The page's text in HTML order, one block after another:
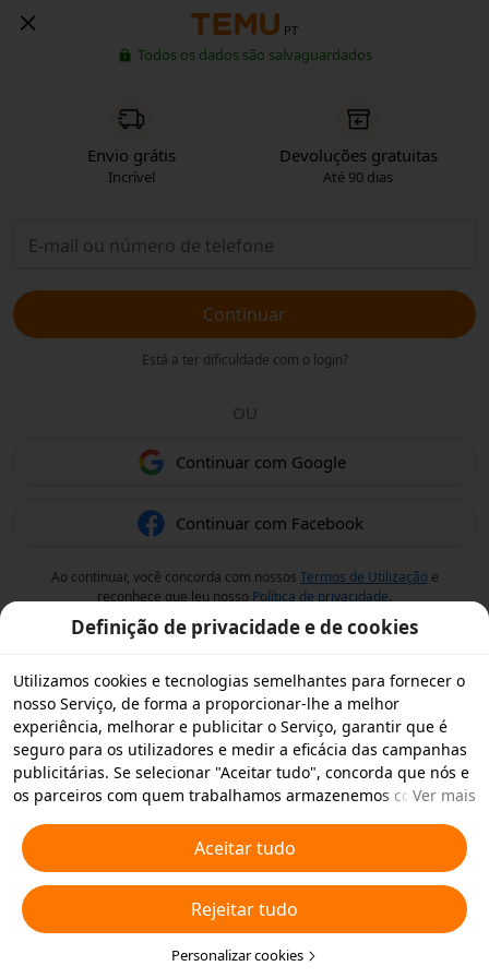
PT
Todos os dados são salvaguardados
Envio grátis
Incrível
Devoluções gratuitas
Até 90 dias
Continuar
Está a ter dificuldade com o login?
OU
Continuar com Google
Continuar com Facebook
Ao continuar, você concorda com nossos Termos de Utilizaçãoe
reconhece que leu nosso Política de privacidade.
Definição de privacidade e de cookies
Utilizamos cookies e tecnologias semelhantes para fornecer o
nosso Serviço, de forma a proporcionar-lhe a melhor
experiência, melhorar e publicitar o Serviço, garantir que é
seguro para os utilizadores e medir a eficácia das campanhas
publicitárias. Se selecionar "Aceitar tudo", concorda que nós e
os parceiros com quem trabalhamos armazenemos cookies e
publicitários. Também pode "Rejeitar todos" os cookies não
essenciais ou escolher os tipos de cookies que pretende
aceitar ou desativar clicando em "Personalizar cookies" abaixo
ou em qualquer altura nas suas definições de privacidade.
Para obter mais informações, consulte a nossaPolítica relativa
a Cookies e Tecnologias Semelhantes.
Ver mais
Aceitar tudo
Rejeitar tudo
Personalizar cookies